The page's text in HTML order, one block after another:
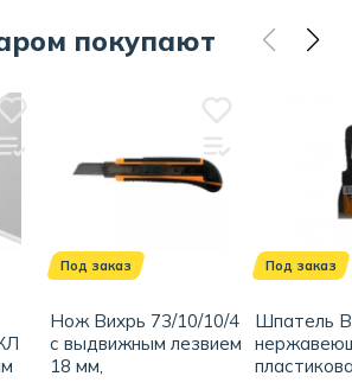
покупают
Под заказ
Нож Вихрь 73/10/10/4
с выдвижным лезвием
18 мм,
Под заказ
Шпатель